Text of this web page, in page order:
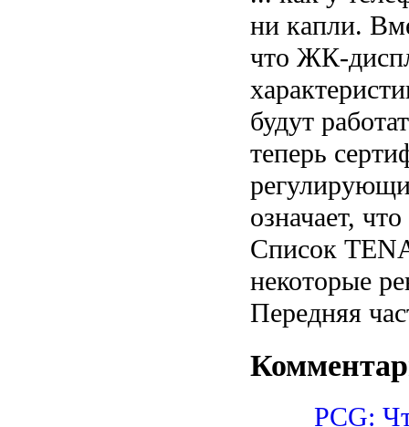
ни капли.
что ЖК-
будут
теперь
означает,
Список
некоторые
Передняя
PCG: